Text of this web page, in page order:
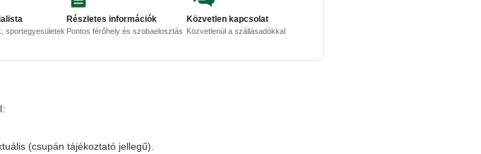
sportegyesületek
Részletes információk
Pontos férőhely és szobaelosztás
Közvetlen kapcsolat
Közvetlenül a szállásadókkal
(csupán tájékoztató jellegű).